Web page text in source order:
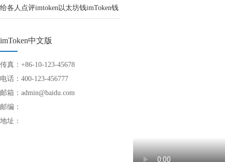
给各人点评imtoken以太坊钱imToken钱
imToken中文版
传真：+86-10-123-45678
电话：400-123-456777
邮箱：admin@baidu.com
邮编：
地址：